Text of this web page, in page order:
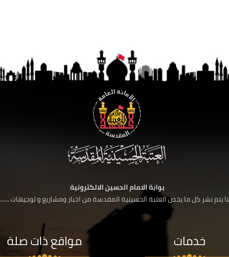
بوابة الامام الحسين الالكترونية
يتم نشر كل ما يخص العتبة الحسينية المقدسة من اخبار ومشاريع و توجيهات ......
خدمات مواقع ذات صلة